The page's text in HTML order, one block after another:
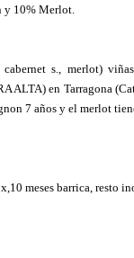
y 10% Merlot.
s., merlot)
ALTA) en Tarragona
7 años y el merlot
meses barrica, resto